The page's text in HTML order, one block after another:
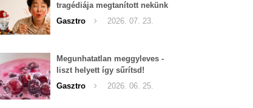
tragédiája megtanított nekünk
a csípős kihívásokról
Gasztro 2026. 07. 23.
Megunhatatlan meggyleves -
liszt helyett így sűrítsd!
Gasztro
2026. 06. 25.